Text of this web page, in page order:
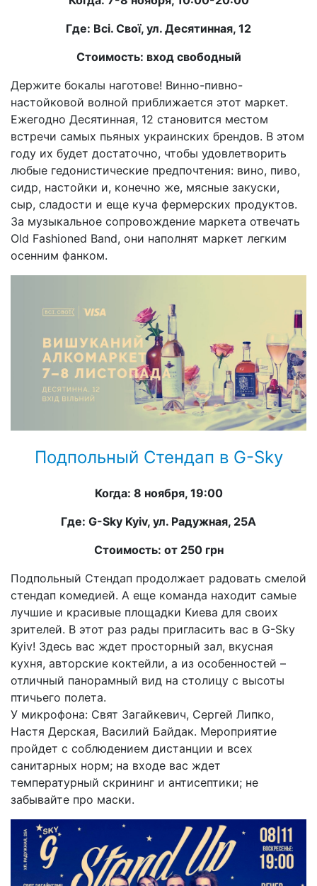
Где: Всі. Свої, ул. Десятинная, 12
Стоимость: вход свободный
Держите бокалы наготове! Винно-пивно-
настойковой волной приближается этот маркет.
Ежегодно Десятинная, 12 становится местом
встречи самых пьяных украинских брендов. В этом
году их будет достаточно, чтобы удовлетворить
любые гедонистические предпочтения: вино, пиво,
сидр, настойки и, конечно же, мясные закуски,
сыр, сладости и еще куча фермерских продуктов.
За музыкальное сопровождение маркета отвечать
Old Fashioned Band, они наполнят маркет легким
осенним фанком.
Подпольный Стендап в G-Sky
Когда: 8 ноября, 19:00
Где: G-Sky Kyiv, ул. Радужная, 25А
Стоимость: от 250 грн
Подпольный Стендап продолжает радовать смелой
стендап комедией. А еще команда находит самые
лучшие и красивые площадки Киева для своих
зрителей. В этот раз рады пригласить вас в G-Sky
Kyiv! Здесь вас ждет просторный зал, вкусная
кухня, авторские коктейли, а из особенностей –
отличный панорамный вид на столицу с высоты
птичьего полета.
У микрофона: Свят Загайкевич, Сергей Липко,
Настя Дерская, Василий Байдак. Мероприятие
пройдет с соблюдением дистанции и всех
санитарных норм; на входе вас ждет
температурный скрининг и антисептики; не
забывайте про маски.